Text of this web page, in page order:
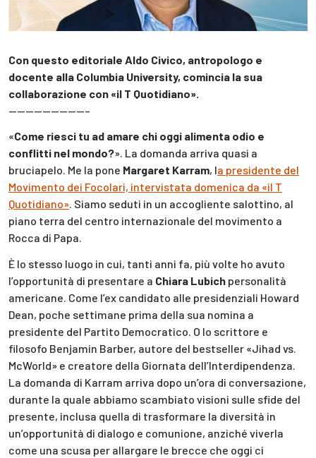
Con questo editoriale Aldo Civico, antropologo e
docente alla Columbia University, comincia la sua
collaborazione con «il T Quotidiano».
—————————–
«Come riesci tu ad amare chi oggi alimenta odio e
conflitti nel mondo?». La domanda arriva quasi a
bruciapelo. Me la pone Margaret Karram, la presidente del
Movimento dei Focolari, intervistata domenica da «il T
Quotidiano». Siamo seduti in un accogliente salottino, al
piano terra del centro internazionale del movimento a
Rocca di Papa.
È lo stesso luogo in cui, tanti anni fa, più volte ho avuto
l’opportunità di presentare a Chiara Lubich personalità
americane. Come l’ex candidato alle presidenziali Howard
Dean, poche settimane prima della sua nomina a
presidente del Partito Democratico. O lo scrittore e
filosofo Benjamin Barber, autore del bestseller «Jihad vs.
McWorld» e creatore della Giornata dell’Interdipendenza.
La domanda di Karram arriva dopo un’ora di conversazione,
durante la quale abbiamo scambiato visioni sulle sfide del
presente, inclusa quella di trasformare la diversità in
un’opportunità di dialogo e comunione, anziché viverla
come una scusa per allargare le brecce che oggi ci